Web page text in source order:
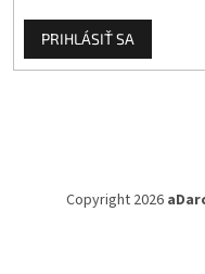
PRIHLÁSIŤ SA
Copyright 2026